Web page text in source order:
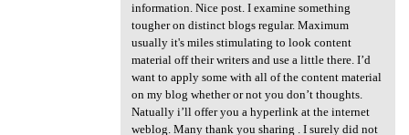
information. Nice post. I examine something
tougher on distinct blogs regular. Maximum
usually it's miles stimulating to look content
material off their writers and use a little there. I’d
want to apply some with all of the content material
on my blog whether or not you don’t thoughts.
Natually i’ll offer you a hyperlink at the internet
weblog. Many thank you sharing . I surely did not